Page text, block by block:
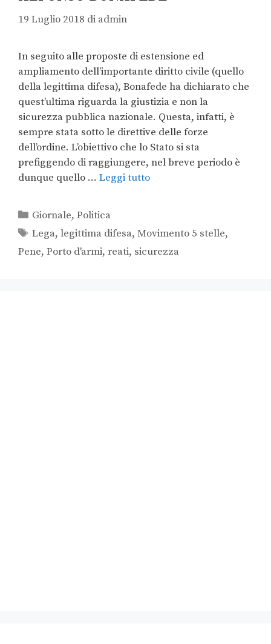
19 Luglio 2018 di admin
In seguito alle proposte di estensione ed
ampliamento dell’importante diritto civile (quello
della legittima difesa), Bonafede ha dichiarato che
quest’ultima riguarda la giustizia e non la
sicurezza pubblica nazionale. Questa, infatti, è
sempre stata sotto le direttive delle forze
dell’ordine. L’obiettivo che lo Stato si sta
prefiggendo di raggiungere, nel breve periodo è
dunque quello … Leggi tutto
Giornale,Politica
Lega,legittima difesa,Movimento 5 stelle,
Pene, Porto d'armi, reati, sicurezza